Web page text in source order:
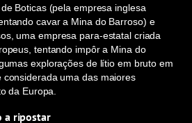
Boticas (pela empresa inglesa
cavar a Mina do Barroso) e
uma empresa para-estatal criada
tentando impôr a Mina do
explorações de lítio em bruto em
uma das maiores
da Europa.
a ripostar